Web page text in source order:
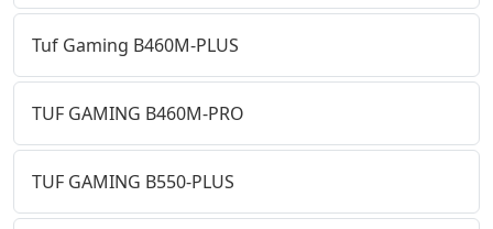
Tuf Gaming B460M-PLUS
TUF GAMING B460M-PRO
TUF GAMING B550-PLUS